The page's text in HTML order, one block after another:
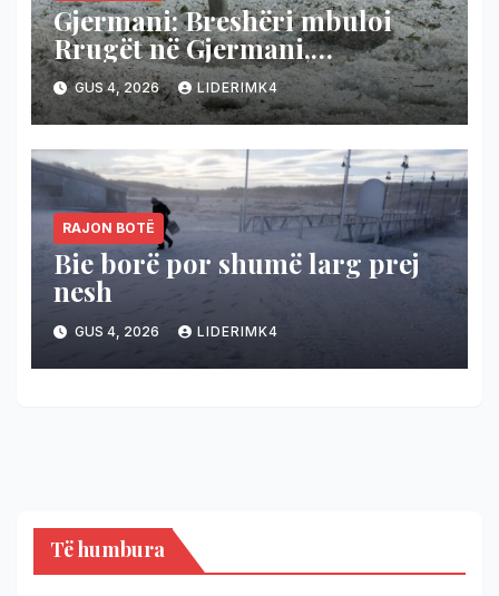
Gjermani: Breshëri mbuloi
Rrugët në Gjermani,
temperaturat bien nga 36 në 19
gradë
GUS 4, 2026 LIDERIMK4
RAJON BOTË
Bie borë por shumë larg prej
nesh
GUS 4, 2026 LIDERIMK4
Të humbura